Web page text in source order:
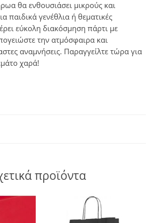
θα ενθουσιάσει μικρούς και
παιδικά γενέθλια ή θεματικές
εύκολη διακόσμηση πάρτι με
την ατμόσφαιρα και
αναμνήσεις. Παραγγείλτε τώρα για
χαρά!
προϊόντα